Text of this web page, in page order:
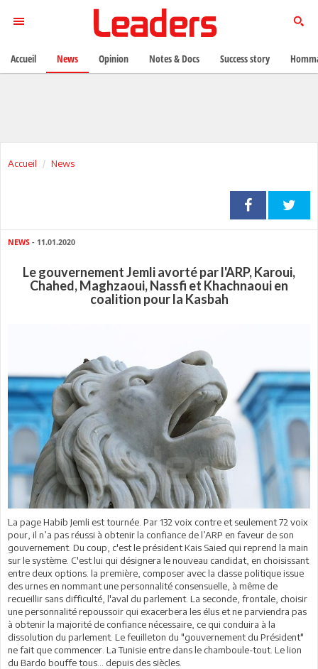
Accueil News
NEWS - 11.01.2020
Le gouvernement Jemli avorté par l'ARP, Karoui,
Chahed, Maghzaoui, Nassfi et Khachnaoui en
coalition pour la Kasbah
La page Habib Jemli est tournée. Par 132 voix contre et seulement 72 voix
pour, il n’a pas réussi à obtenir la confiance de l’ARP en faveur de son
gouvernement. Du coup, c'est le président Kais Saied qui reprend la main
sur le système. C'est lui qui désignera le nouveau candidat, en choisissant
entre deux options. la première, composer avec la classe politique issue
des urnes en nommant une personnalité consensuelle, à même de
recueillir sans difficulté, l'aval du parlement. La seconde, frontale, choisir
une personnalité repoussoir qui exacerbera les élus et ne parviendra pas
à obtenir la majorité de confiance nécessaire, ce qui conduira à la
dissolution du parlement. Le feuilleton du "gouvernement du Président"
ne fait que commencer. La Tunisie entre dans le chamboule-tout. Le lion
du Bardo bouffe tous... depuis des siècles.
Accueil News Opinion Notes & Docs Success story